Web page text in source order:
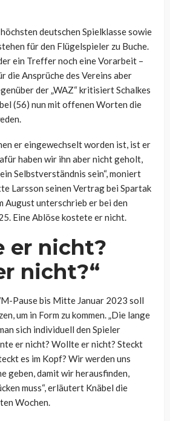
deutschen Spielklasse sowie
für den Flügelspieler zu Buche.
ein Treffer noch eine Vorarbeit –
die Ansprüche des Vereins aber
der „WAZ“ kritisiert Schalkes
(56) nun mit offenen Worten die
er eingewechselt worden ist, ist er
haben wir ihn aber nicht geholt,
Selbstverständnis sein“, moniert
Larsson seinen Vertrag bei Spartak
August unterschrieb er bei den
Eine Ablöse kostete er nicht.
er nicht?
nicht?“
Pause bis Mitte Januar 2023 soll
um in Form zu kommen. „Die lange
sich individuell den Spieler
er nicht? Wollte er nicht? Steckt
es im Kopf? Wir werden uns
geben, damit wir herausfinden,
muss“, erläutert Knäbel die
Wochen.